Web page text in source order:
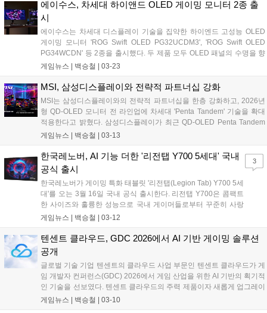
e스포츠 프로용 게이밍 마우스라고 할 수 있겠다....
에이수스, 차세대 하이앤드 OLED 게이밍 모니터 2종 출
시
에이수스는 차세대 디스플레이 기술을 집약한 하이엔드 고성능 OLED
게이밍 모니터 'ROG Swift OLED PG32UCDM3', 'ROG Swift OLED
PG34WCDN' 등 2종을 출시했다. 두 제품 모두 OLED 패널의 수명을 향
상시키는 에이수스 OLED Care Pro가 적용돼 장시간 작업이나 게임 플
용자의 위치를 감지해 자리를 비울 경우 자동으로 화면을 블랙으로 전환
하여 번인을 예방하는 Neo Proximity Sensor가 탑재되어 패널의 수명을
연장한다....
게임뉴스 | 백승철 | 03-23
MSI, 삼성디스플레이와 전략적 파트너십 강화
MSI는 삼성디스플레이와의 전략적 파트너십을 한층 강화하고, 2026년
형 QD-OLED 모니터 전 라인업에 차세대 'Penta Tandem' 기술을 확대
적용한다고 밝혔다. 삼성디스플레이가 최근 QD-OLED Penta Tandem
기술 브랜드를 공개함에 따라, MSI는 업계 최고 수준의 게이밍 비주얼
적인 5-레이어 탠덤(5-Layer Tandem) 기술을 적용해왔음을 공식화했
다....
게임뉴스 | 백승철 | 03-13
한국레노버, AI 기능 더한 '리전탭 Y700 5세대' 국내
공식 출시
한국레노버가 게이밍 특화 태블릿 '리전탭(Legion Tab) Y700 5세
대'를 오는 3월 16일 국내 공식 출시한다. 리전탭 Y700은 콤팩트
한 사이즈와 훌륭한 성능으로 국내 게이머들로부터 꾸준히 사랑
받아온 레노버의 대표 게이밍 태블릿이다. 새롭게 선보이는 5세
강화해 한층 몰입감 있는 게임 경험을 선사한다....
게임뉴스 | 백승철 | 03-12
3
텐센트 클라우드, GDC 2026에서 AI 기반 게이밍 솔루션
공개
글로벌 기술 기업 텐센트의 클라우드 사업 부문인 텐센트 클라우드가 게
임 개발자 컨퍼런스(GDC) 2026에서 게임 산업을 위한 AI 기반의 획기적
인 기술을 선보였다. 텐센트 클라우드의 주력 제품이자 새롭게 업그레이
드된 게임 멀티미디어 참여 솔루션(Game Multimedia Engagement
게임뉴스 | 백승철 | 03-10